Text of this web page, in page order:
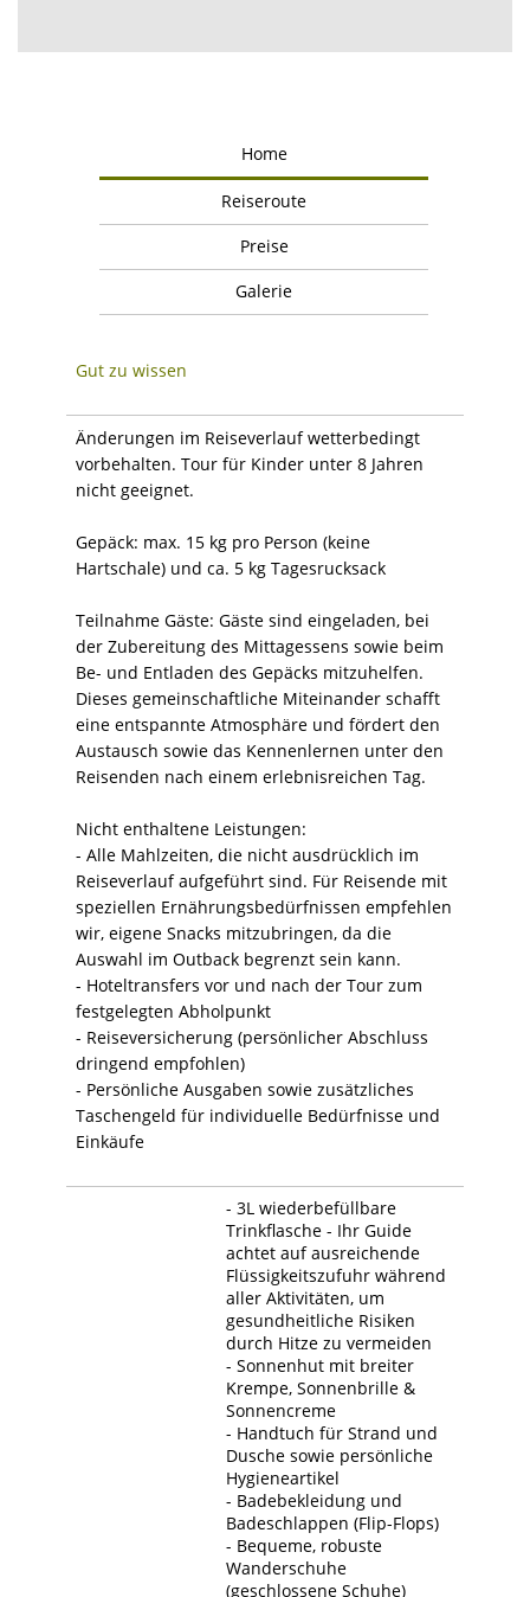
Home
Reiseroute
Preise
Galerie
Gut zu wissen
Änderungen im Reiseverlauf wetterbedingt
vorbehalten. Tour für Kinder unter 8 Jahren
nicht geeignet.
Gepäck: max. 15 kg pro Person (keine
Hartschale) und ca. 5 kg Tagesrucksack
Teilnahme Gäste: Gäste sind eingeladen, bei
der Zubereitung des Mittagessens sowie beim
Be- und Entladen des Gepäcks mitzuhelfen.
Dieses gemeinschaftliche Miteinander schafft
eine entspannte Atmosphäre und fördert den
Austausch sowie das Kennenlernen unter den
Reisenden nach einem erlebnisreichen Tag.
Nicht enthaltene Leistungen:
- Alle Mahlzeiten, die nicht ausdrücklich im
Reiseverlauf aufgeführt sind. Für Reisende mit
speziellen Ernährungsbedürfnissen empfehlen
wir, eigene Snacks mitzubringen, da die
Auswahl im Outback begrenzt sein kann.
- Hoteltransfers vor und nach der Tour zum
festgelegten Abholpunkt
- Reiseversicherung (persönlicher Abschluss
dringend empfohlen)
- Persönliche Ausgaben sowie zusätzliches
Taschengeld für individuelle Bedürfnisse und
Einkäufe
- 3L wiederbefüllbare
Trinkflasche - Ihr Guide
achtet auf ausreichende
Flüssigkeitszufuhr während
aller Aktivitäten, um
gesundheitliche Risiken
durch Hitze zu vermeiden
- Sonnenhut mit breiter
Krempe, Sonnenbrille &
Sonnencreme
- Handtuch für Strand und
Dusche sowie persönliche
Hygieneartikel
- Badebekleidung und
Badeschlappen (Flip-Flops)
- Bequeme, robuste
Wanderschuhe
(geschlossene Schuhe)